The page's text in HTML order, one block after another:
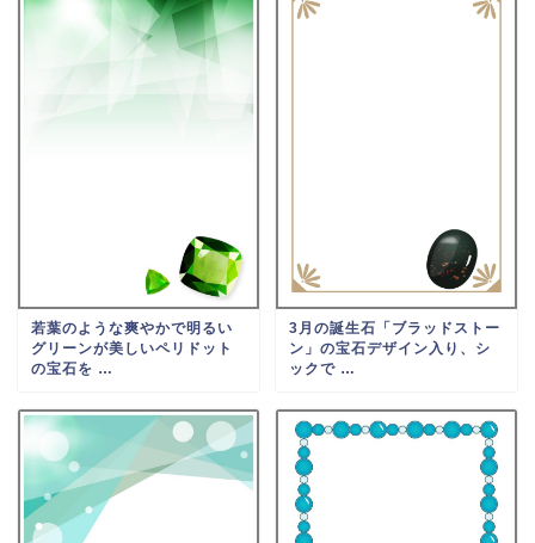
若葉のような爽やかで明るい
グリーンが美しいペリドット
の宝石を …
3月の誕生石「ブラッドストー
ン」の宝石デザイン入り、シ
ックで …